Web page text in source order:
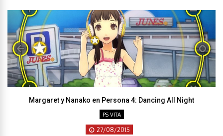
Margaret y Nanako en Persona 4: Dancing All Night
PS VITA
27/08/2015